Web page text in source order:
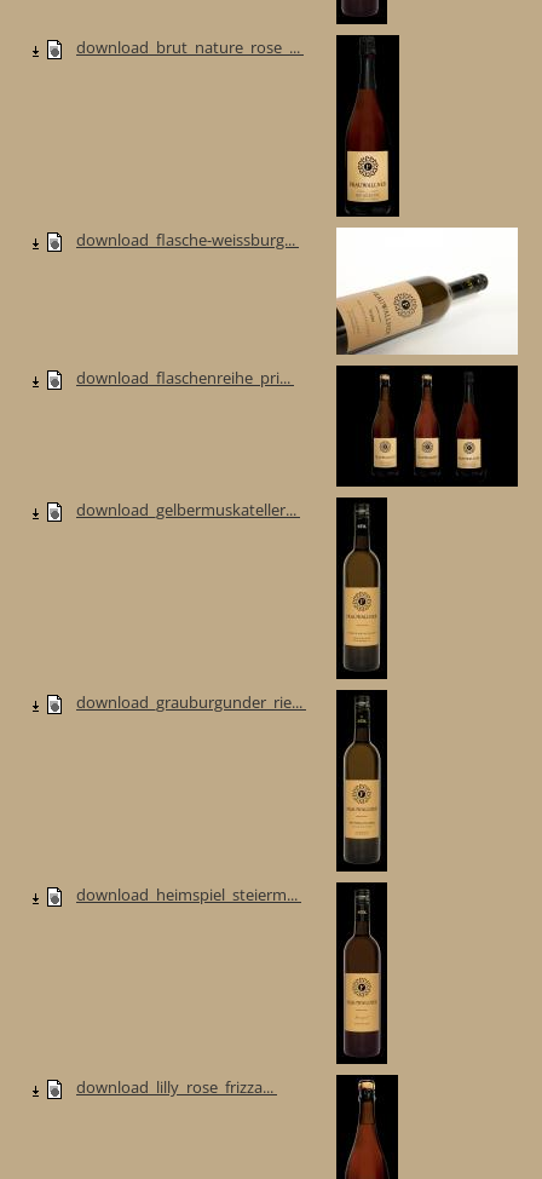
download_brut_nature_rose_...
download_flasche-weissburg...
download_flaschenreihe_pri...
download_gelbermuskateller...
download_grauburgunder_rie...
download_heimspiel_steierm...
download_lilly_rose_frizza...